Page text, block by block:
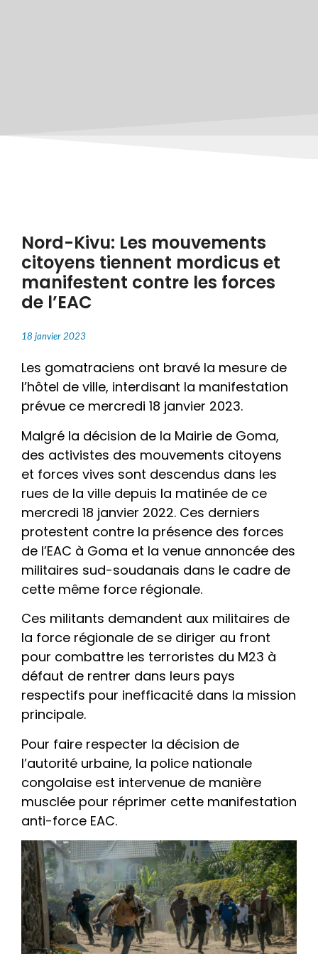
Nord-Kivu: Les mouvements
citoyens tiennent mordicus et
manifestent contre les forces
de l’EAC
18 janvier 2023
Les gomatraciens ont bravé la mesure de
l’hôtel de ville, interdisant la manifestation
prévue ce mercredi 18 janvier 2023.
Malgré la décision de la Mairie de Goma,
des activistes des mouvements citoyens
et forces vives sont descendus dans les
rues de la ville depuis la matinée de ce
mercredi 18 janvier 2022. Ces derniers
protestent contre la présence des forces
de l’EAC à Goma et la venue annoncée des
militaires sud-soudanais dans le cadre de
cette même force régionale.
Ces militants demandent aux militaires de
la force régionale de se diriger au front
pour combattre les terroristes du M23 à
défaut de rentrer dans leurs pays
respectifs pour inefficacité dans la mission
principale.
Pour faire respecter la décision de
l’autorité urbaine, la police nationale
congolaise est intervenue de manière
musclée pour réprimer cette manifestation
anti-force EAC.